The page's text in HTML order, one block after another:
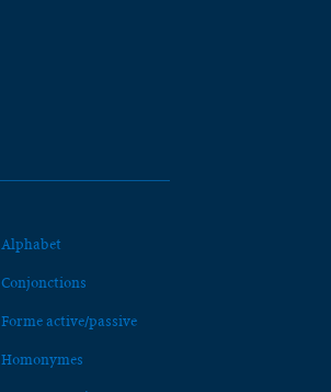
Alphabet
Conjonctions
Forme active/passive
Homonymes